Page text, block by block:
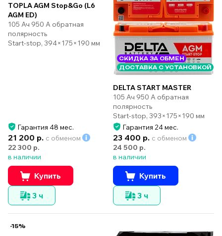
TOPLA AGM Stop&Go (L6
AGM ED)
105 Ач 950 А обратная
полярность
Start-stop, 394×175×190 мм
Гарантия 48 мес.
21 200 р. с обменом
22 300 р.
в наличии
Купить
3 ч
СКИДКА ЗА ОБМЕН
ДОСТАВКА С УСТАНОВКОЙ
DELTA START MASTER
105 Ач 950 А обратная
полярность
Start-stop, 393×175×190 мм
Гарантия 24 мес.
23 400 р. с обменом
24 500 р.
в наличии
Купить
3 ч
-15%